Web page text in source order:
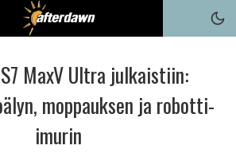
MaxV Ultra julkaistiin:
moppauksen ja robotti-
imurin